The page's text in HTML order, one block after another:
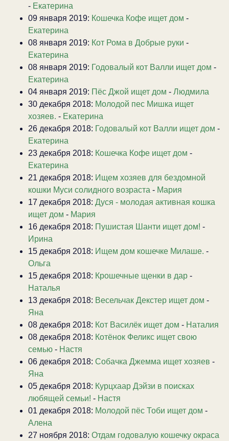
- Екатерина
09 января 2019: Кошечка Кофе ищет дом -
Екатерина
08 января 2019: Кот Рома в Добрые руки -
Екатерина
08 января 2019: Годовалый кот Валли ищет дом -
Екатерина
04 января 2019: Пёс Джой ищет дом - Людмила
30 декабря 2018: Молодой пес Мишка ищет
хозяев. - Екатерина
26 декабря 2018: Годовалый кот Валли ищет дом -
Екатерина
23 декабря 2018: Кошечка Кофе ищет дом -
Екатерина
21 декабря 2018: Ищем хозяев для бездомной
кошки Муси солидного возраста - Мария
17 декабря 2018: Дуся - молодая активная кошка
ищет дом - Мария
16 декабря 2018: Пушистая Шанти ищет дом! -
Ирина
15 декабря 2018: Ищем дом кошечке Милаше. -
Ольга
15 декабря 2018: Крошечные щенки в дар -
Наталья
13 декабря 2018: Весельчак Декстер ищет дом -
Яна
08 декабря 2018: Кот Василёк ищет дом - Наталия
08 декабря 2018: Котёнок Феликс ищет свою
семью - Настя
06 декабря 2018: Собачка Джемма ищет хозяев -
Яна
05 декабря 2018: Курцхаар Дэйзи в поисках
любящей семьи! - Настя
01 декабря 2018: Молодой пёс Тоби ищет дом -
Алена
27 ноября 2018: Отдам годовалую кошечку окраса